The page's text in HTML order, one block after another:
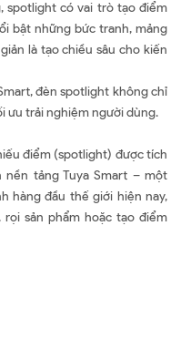
spotlight có vai trò tạo điểm
bật những bức tranh, mảng
là tạo chiều sâu cho kiến
đèn spotlight không chỉ
ưu trải nghiệm người dùng.
điểm (spotlight) được tích
tảng Tuya Smart – một
hàng đầu thế giới hiện nay,
sản phẩm hoặc tạo điểm